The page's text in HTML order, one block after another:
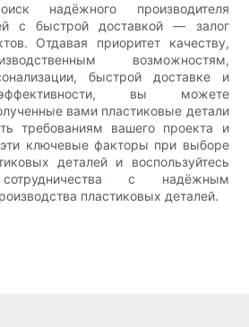
надёжного производителя
с быстрой доставкой — залог
Отдавая приоритет качеству,
возможностям,
быстрой доставке и
вы можете
вами пластиковые детали
требованиям вашего проекта и
ключевые факторы при выборе
деталей и воспользуйтесь
с надёжным
пластиковых деталей.